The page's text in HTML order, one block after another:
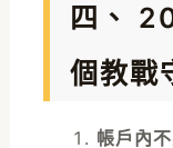
四、
個教戰
帳戶內